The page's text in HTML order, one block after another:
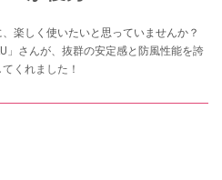
楽しく使いたいと思っていませんか？
」さんが、抜群の安定感と防風性能を誇
くれました！